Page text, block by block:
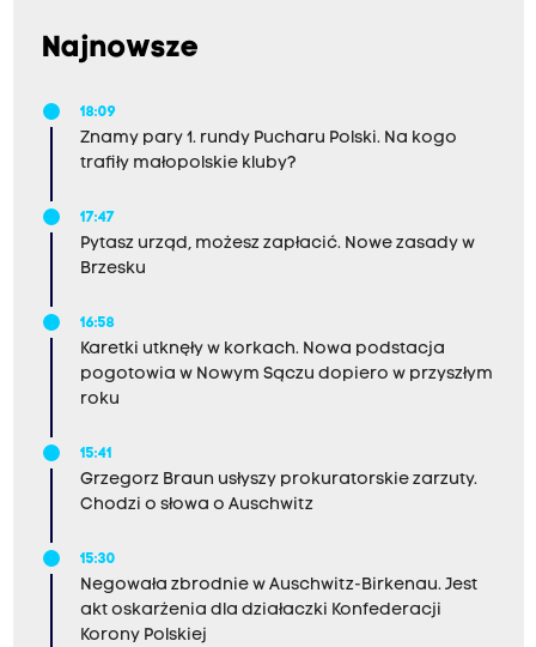
Najnowsze
18:09
Znamy pary 1. rundy Pucharu Polski. Na kogo
trafiły małopolskie kluby?
17:47
Pytasz urząd, możesz zapłacić. Nowe zasady w
Brzesku
16:58
Karetki utknęły w korkach. Nowa podstacja
pogotowia w Nowym Sączu dopiero w przyszłym
roku
15:41
Grzegorz Braun usłyszy prokuratorskie zarzuty.
Chodzi o słowa o Auschwitz
15:30
Negowała zbrodnie w Auschwitz-Birkenau. Jest
akt oskarżenia dla działaczki Konfederacji
Korony Polskiej